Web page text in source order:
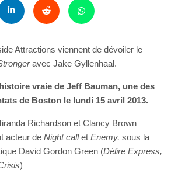
Attractions viennent de dévoiler le
avec Jake Gyllenhaal.
vraie de Jeff Bauman, une des
de Boston le lundi 15 avril 2013.
Richardson et Clancy Brown
acteur de Night callet Enemy, sous la
David Gordon Green (Délire Express,
)